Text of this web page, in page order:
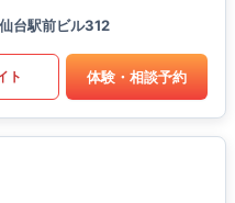
台駅前ビル312
ト 体験・相談予約